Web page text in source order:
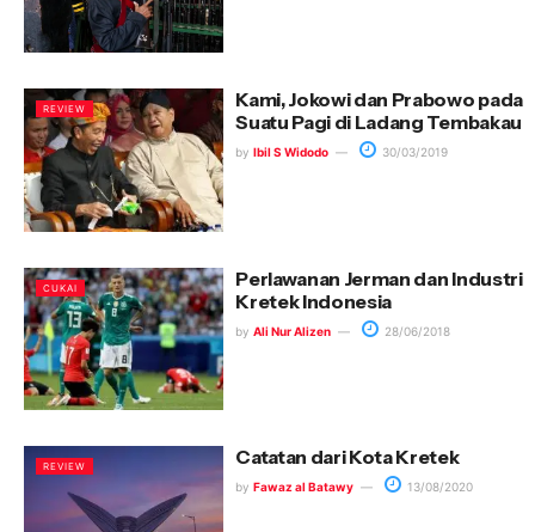
REVIEW
Kami, Jokowi dan Prabowo pada
Suatu Pagi di Ladang Tembakau
by Ibil S Widodo 30/03/2019
CUKAI
Perlawanan Jerman dan Industri
Kretek Indonesia
by Ali Nur Alizen 28/06/2018
REVIEW Catatan dari Kota Kretek
by Fawaz al Batawy 13/08/2020